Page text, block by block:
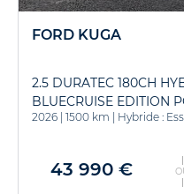
FORD KUGA
2.5 DURATEC 180CH
BLUECRUISE EDITION
2026 1500 km Hybride :
43 990 €